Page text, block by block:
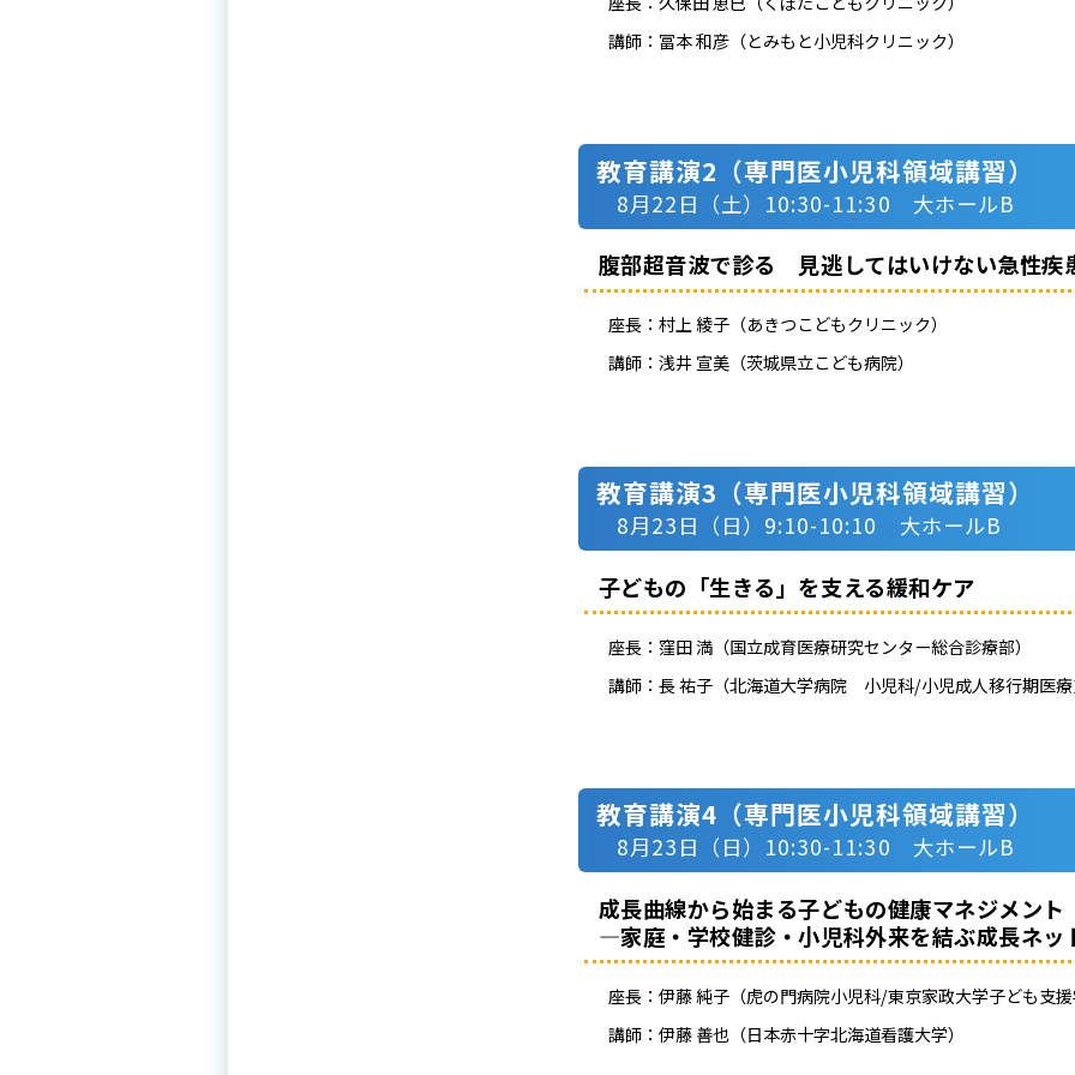
講師： 冨本 和彦（とみもと小児科クリニック）
教育講演2（専門医小児科領域講習）
8月22日（土）10:30-11:30 大ホールB
腹部超音波で診る 見逃してはいけない急性疾
座長： 村上 綾子（あきつこどもクリニック）
講師： 浅井 宣美（茨城県立こども病院）
教育講演3（専門医小児科領域講習）
8月23日（日）9:10-10:10 大ホールB
子どもの「生きる」を支える緩和ケア
座長： 窪田 満（国立成育医療研究センター総合診療部）
講師： 長 祐子（北海道大学病院 小児科/小児成人移行期医
教育講演4（専門医小児科領域講習）
8月23日（日）10:30-11:30 大ホールB
成長曲線から始まる子どもの健康マネジメント
―家庭・学校健診・小児科外来を結ぶ成長ネ
座長： 伊藤 純子（虎の門病院小児科/東京家政大学子ども支
講師： 伊藤 善也（日本赤十字北海道看護大学）